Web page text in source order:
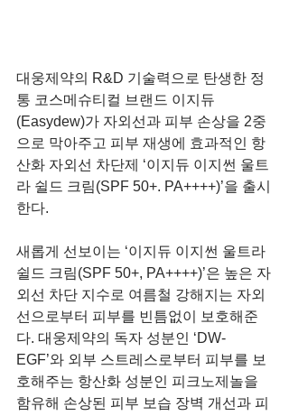
대웅제약의 R&D 기술력으로 탄생한 정
통 코스메슈티컬 브랜드 이지듀
(Easydew)가 자외선과 피부 손상을 2중
으로 막아주고 피부 재생에 효과적인 항
산화 자외선 차단제 ‘이지듀 이지썬 울트
라 쉴드 크림(SPF 50+. PA++++)’을 출시
한다.
새롭게 선보이는 ‘이지듀 이지썬 울트라
쉴드 크림(SPF 50+, PA++++)’은 높은 자
외선 차단 지수로 여름철 강해지는 자외
선으로부터 피부를 빈틈없이 보호해준
다. 대웅제약의 독자 성분인 ‘DW-
EGF’와 외부 스트레스로부터 피부를 보
호해주는 항산화 성분인 피크노제놀을
함유해 손상된 피부 보습 장벽 개선과 피